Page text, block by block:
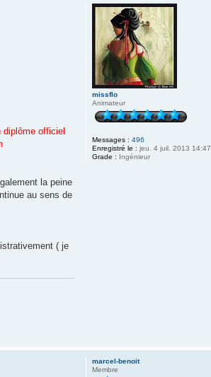
missflo
Animateur
Messages : 496
Enregistré le : jeu. 4 juil. 2013 14:47
Grade : Ingénieur
diplôme officiel
la peine
au sens de
( je
marcel-benoit
Membre